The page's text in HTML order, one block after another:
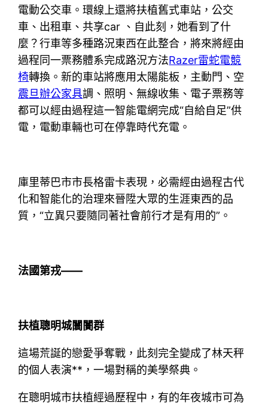
電動公交車。環線上還將扶植舊式車站，公交
車、出租車、共享car 、自此刻，她看到了什
麼？行車等多種路況東西在此整合，將來將經由
過程同一票務體系完成路況方法Razer雷蛇電競
椅轉換。新的車站將應用太陽能板，主動門、空
震旦辦公家具調、照明、無線收集、電子票務等
都可以經由過程這一智能電網完成“自給自足”供
電，電動車輛也可在停靠時代充電。
庫里蒂巴市市長格雷卡表現，必需經由過程古代
化和智能化的治理來晉陞大眾的生涯東西的品
質，“立異只要隨同著社會前行才是有用的”。
法國第戎——
扶植聰明城闤闠群
這場荒誕的戀愛爭奪戰，此刻完全變成了林天秤
的個人表演**，一場對稱的美學祭典。
在聰明城市扶植經過歷程中，有的年夜城市可為